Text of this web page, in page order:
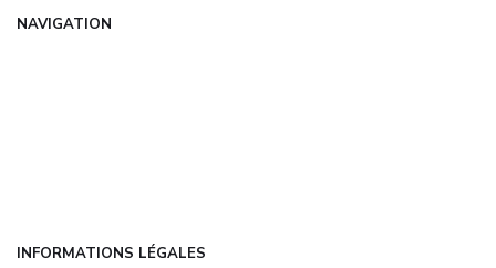
NAVIGATION
INFORMATIONS LÉGALES